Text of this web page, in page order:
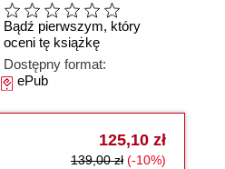
Bądź pierwszym, który
oceni tę książkę
Dostępny format:
ePub
125,10 zł
139,00 zł (-10%)